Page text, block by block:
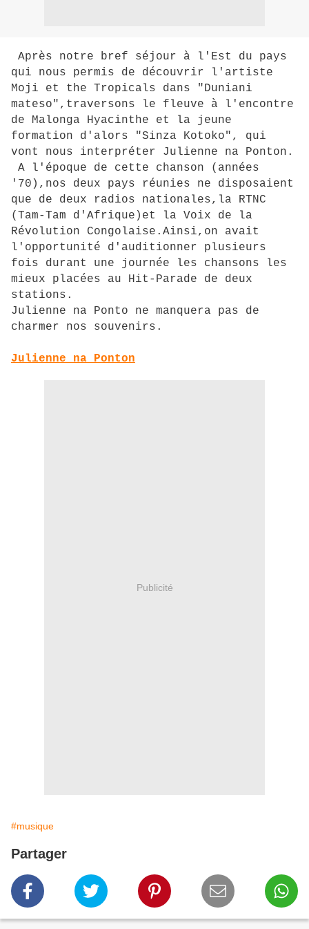
Après notre bref séjour à l'Est du pays
qui nous permis de découvrir l'artiste
Moji et the Tropicals dans "Duniani
mateso",traversons le fleuve à l'encontre
de Malonga Hyacinthe et la jeune
formation d'alors "Sinza Kotoko", qui
vont nous interpréter Julienne na Ponton.
A l'époque de cette chanson (années
'70),nos deux pays réunies ne disposaient
que de deux radios nationales,la RTNC
(Tam-Tam d'Afrique)et la Voix de la
Révolution Congolaise.Ainsi,on avait
l'opportunité d'auditionner plusieurs
fois durant une journée les chansons les
mieux placées au Hit-Parade de deux
stations.
Julienne na Ponto ne manquera pas de
charmer nos souvenirs.
Julienne na Ponton
Publicité
#musique
Partager